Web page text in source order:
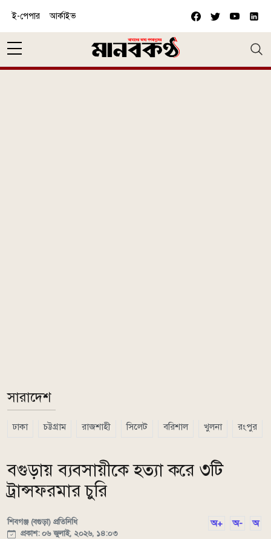
ই-পেপার আর্কাইভ
সারাদেশ
ঢাকা চট্টগ্রাম রাজশাহী সিলেট বরিশাল খুলনা রংপুর
বগুড়ায় ব্যবসায়ীকে হত্যা করে ৩টি
ট্রান্সফরমার চুরি
শিবগঞ্জ (বগুড়া) প্রতিনিধি
প্রকাশ: ০৬ জুলাই, ২০২৬, ১৪:০৩
অ+ অ- অ